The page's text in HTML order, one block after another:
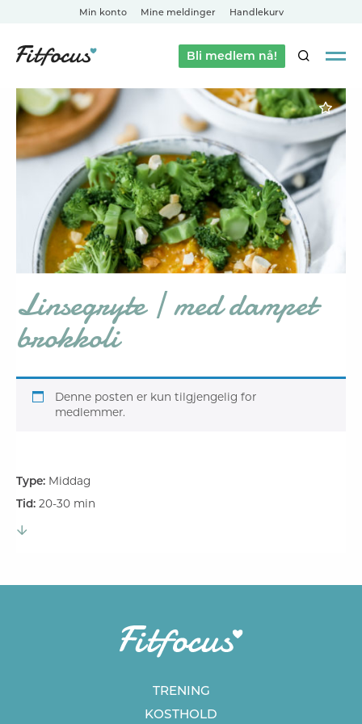
Min konto Mine meldinger Handlekurv
Bli medlem nå!SØK
Linsegryte | med dampet
brokkoli
Denne posten er kun tilgjengelig for
medlemmer.
Type: Middag
Tid: 20-30 min
TRENING
KOSTHOLD